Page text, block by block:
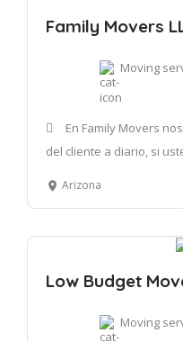
Family Movers
Moving
En Family Movers
del cliente a diario, si
Arizona
Low Budget
Moving